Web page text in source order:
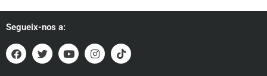
Segueix-nos a: